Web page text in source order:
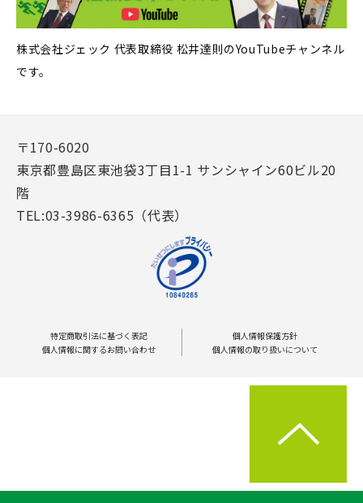
株式会社ジェック 代表取締役 松井達則のYouTubeチャンネル
です。
〒170-6020
東京都豊島区東池袋3丁目1-1 サンシャイン60ビル20
階
TEL:03-3986-6365（代表）
特定商取引法に基づく表記
個人情報保護方針
個人情報に関するお問い合わせ
個人情報の取り扱いについて